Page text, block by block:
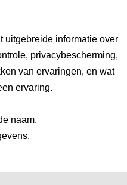
uitgebreide informatie over
privacybescherming,
van ervaringen, en wat
ervaring.
naam,